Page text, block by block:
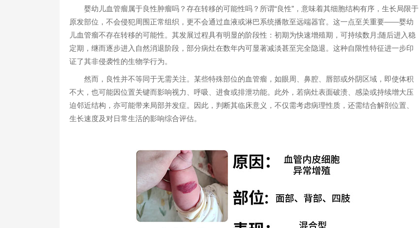
1
婴幼儿血管瘤属于良性肿瘤吗？存在转移的可能性吗？所谓“良性”，意味着其细胞结构有序，生长局限于
原发部位，不会侵犯周围正常组织，更不会通过血液或淋巴系统播散至远端器官。这一点至关重要——婴幼
儿血管瘤不存在转移的可能性。其发展过程具有明显的阶段性：初期为快速增殖期，可持续数月;随后进入稳
定期，继而逐步进入自然消退阶段，部分病灶在数年内可显著减淡甚至完全隐退。这种自限性特征进一步印
证了其非侵袭性的生物学行为。
然而，良性并不等同于无需关注。某些特殊部位的血管瘤，如眼周、鼻腔、唇部或外阴区域，即使体积
不大，也可能因位置关键而影响视力、呼吸、进食或排泄功能。此外，若病灶表面破溃、感染或持续增大压
迫邻近结构，亦可能带来局部并发症。因此，判断其临床意义，不仅需考虑病理性质，还需结合解剖位置、
生长速度及对日常生活的影响综合评估。